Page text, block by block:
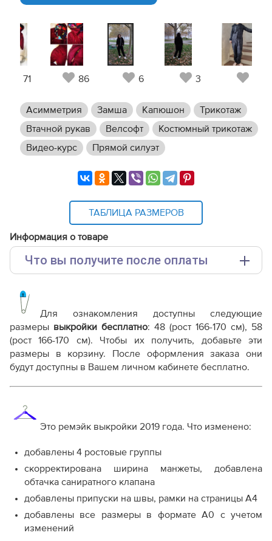
71 86 6 3
Асимметрия Замша Капюшон
Трикотаж
Втачной рукав
Велсофт
Костюмный трикотаж
Видео-курс
Прямой силуэт
ТАБЛИЦА РАЗМЕРОВ
Информация о товаре
Что вы получите после оплаты
Выкройка PDF для печати на принтере A4 или
плоттере A0 с шириной печати 810мм в зависимости
от выбора формата
Дополнительные файлы:
Справочник - виды швов
Терминология ВТО
Как распечатывать выкройки
Как скорректировать готовую выкройку по росту
Для ознакомления доступны следующие
размеры выкройки бесплатно: 48 (рост 166-170 см), 58
(рост 166-170 см). Чтобы их получить, добавьте эти
размеры в корзину. После оформления заказа они
будут доступны в Вашем личном кабинете бесплатно.
Это ремэйк выкройки 2019 года. Что изменено:
добавлены 4 ростовые группы
скорректирована ширина манжеты, добавлена
обтачка саниратного клапана
добавлены припуски на швы, рамки на страницы А4
добавлены все размеры в формате А0 с учетом
изменений